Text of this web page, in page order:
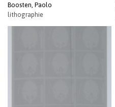
Boosten, Paolo
lithographie